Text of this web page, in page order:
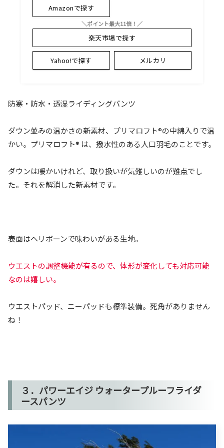
Amazonで探す
＼ポイント最大11倍！／
楽天市場で探す
Yahoo!で探す メルカリ
防寒・防水・透湿ライディングパンツ
ダウン並みの温かさの新素材、プリマロフト®の中綿入りで温
かい。プリマロフト® は、撥水性のある人口羽毛のことです。
ダウンは暖かいけれど、取り扱いが気難しいのが難点でし
た。それを解消した新素材です。
表面はヘリボーンで味わいがある生地。
ウエストの調整機能が有るので、体形が変化しても対応可能
なのは嬉しい。
ウエストパッド、ニーパッドも標準装備。死角がありません
ね！
３．パワーエイジ ウォータープルーフライダ
ースパンツ